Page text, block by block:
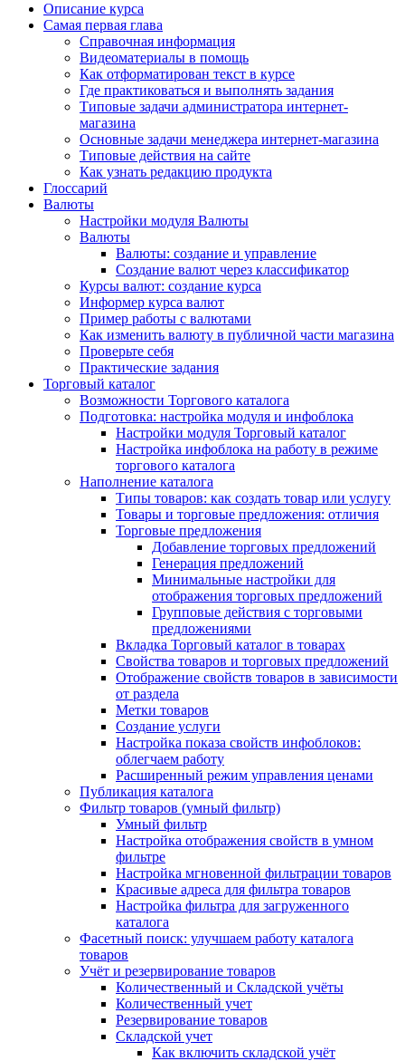
Описание курса
Самая первая глава
Справочная информация
Видеоматериалы в помощь
Как отформатирован текст в курсе
Где практиковаться и выполнять задания
Типовые задачи администратора интернет-
магазина
Основные задачи менеджера интернет-магазина
Типовые действия на сайте
Как узнать редакцию продукта
Глоссарий
Валюты
Настройки модуля Валюты
Валюты
Валюты: создание и управление
Создание валют через классификатор
Курсы валют: создание курса
Информер курса валют
Пример работы с валютами
Как изменить валюту в публичной части магазина
Проверьте себя
Практические задания
Торговый каталог
Возможности Торгового каталога
Подготовка: настройка модуля и инфоблока
Настройки модуля Торговый каталог
Настройка инфоблока на работу в режиме
торгового каталога
Наполнение каталога
Типы товаров: как создать товар или услугу
Товары и торговые предложения: отличия
Торговые предложения
Добавление торговых предложений
Генерация предложений
Минимальные настройки для
отображения торговых предложений
Групповые действия с торговыми
предложениями
Вкладка Торговый каталог в товарах
Свойства товаров и торговых предложений
Отображение свойств товаров в зависимости
от раздела
Метки товаров
Создание услуги
Настройка показа свойств инфоблоков:
облегчаем работу
Расширенный режим управления ценами
Публикация каталога
Фильтр товаров (умный фильтр)
Умный фильтр
Настройка отображения свойств в умном
фильтре
Настройка мгновенной фильтрации товаров
Красивые адреса для фильтра товаров
Настройка фильтра для загруженного
каталога
Фасетный поиск: улучшаем работу каталога
товаров
Учёт и резервирование товаров
Количественный и Складской учёты
Количественный учет
Резервирование товаров
Складской учет
Как включить складской учёт